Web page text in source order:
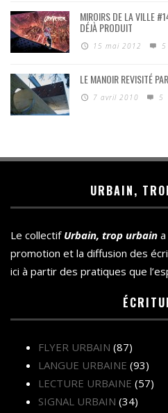
MIROIRS DE LA VILLE
DÉJÀ PRODUIT
15 mai 2012 5
LE MANOIR REVISITÉ
7 avril 2010 5
URBAIN,
Le collectif Urbain, trop urbain
promotion et la diffusion des
ici à partir des pratiques que
FLYER URBAIN (87)
LANGUE URBAINE (93)
LECTURE URBAINE (57)
SIGNAL URBAIN (34)